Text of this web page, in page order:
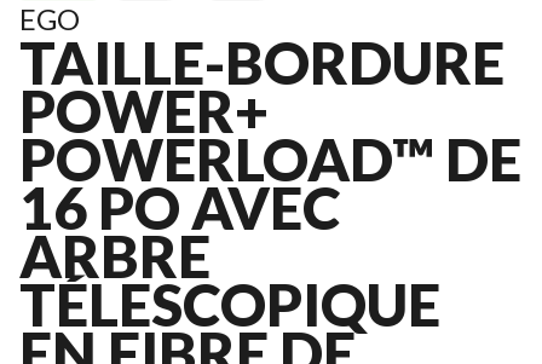
EGO
TAILLE-BORDURE
POWER+
POWERLOAD™ DE
16 PO AVEC
ARBRE
TÉLESCOPIQUE